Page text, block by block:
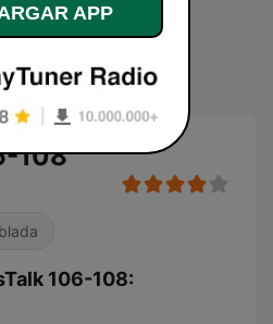
108
106-108:
APP